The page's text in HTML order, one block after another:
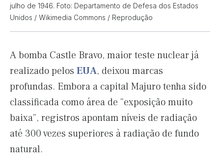
julho de 1946. Foto: Departamento de Defesa dos Estados
Unidos / Wikimedia Commons / Reprodução
A bomba Castle Bravo, maior teste nuclear já
realizado pelos EUA, deixou marcas
profundas. Embora a capital Majuro tenha sido
classificada como área de “exposição muito
baixa”, registros apontam níveis de radiação
até 300 vezes superiores à radiação de fundo
natural.